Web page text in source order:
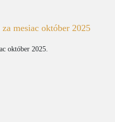
mesiac október 2025
október 2025.